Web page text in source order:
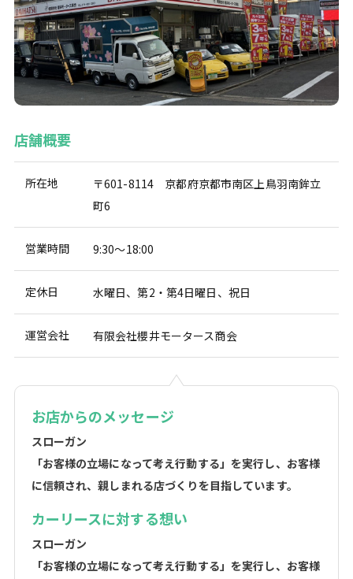
店舗概要
所在地
〒601-8114 京都府京都市南区上鳥羽南鉾立
町6
営業時間 9:30～18:00
定休日 水曜日、第2・第4日曜日、祝日
運営会社 有限会社櫻井モータース商会
お店からのメッセージ
スローガン
「お客様の立場になって考え行動する」を実行し、お客様
に信頼され、親しまれる店づくりを目指しています。
カーリースに対する想い
スローガン
「お客様の立場になって考え行動する」を実行し、お客様